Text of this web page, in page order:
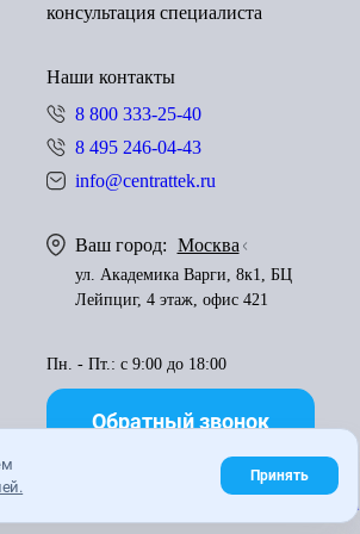
Принять
консультация специалиста
Наши контакты
8 800 333-25-40
8 495 246-04-43
info@centrattek.ru
Ваш город: Москва
ул. Академика Варги, 8к1, БЦ
Лейпциг, 4 этаж, офис 421
Пн. - Пт.: с 9:00 до 18:00
Обратный звонок
Карта сайта